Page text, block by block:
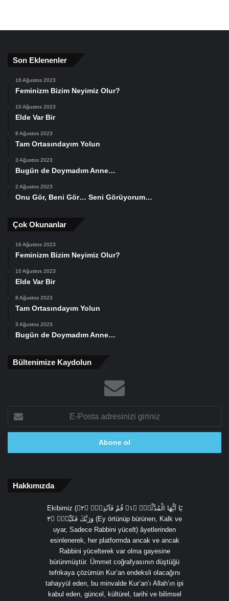
Son Eklenenler
16 Ağustos 2023
Feminizm Bizim Neyimiz Olur?
10 Ağustos 2023
Elde Var Bir
8 Ağustos 2023
Tam Ortasındayım Yolun
3 Ağustos 2023
Bugün de Doymadım Anne…
2 Ağustos 2023
Onu Gör, Beni Gör… Seni Görüyorum…
Çok Okunanlar
16 Ağustos 2023
Feminizm Bizim Neyimiz Olur?
10 Ağustos 2023
Elde Var Bir
8 Ağustos 2023
Tam Ortasındayım Yolun
3 Ağustos 2023
Bugün de Doymadım Anne…
Bültenimize Kaydolun
Posta
adresinizi
Hakkımızda
Ekibimiz (يَٓا اَيُّهَا الْمُدَّثِّرُۙ ﴿١﴾ قُمْ فَاَنْذِرْۙ ﴿٢﴾
وَرَبَّكَ فَكَبِّرْۙ ﴿٣ (Ey örtünüp bürünen, Kalk ve
uyar, Sadece Rabbini yücelt) âyetlerinden
esinlenerek, her platformda ancak ve ancak
Rabbini yücelterek var olma gayesine
bürünmüştür. Ümmet coğrafyasının düştüğü
tefrikaya çözümün Kur’an endeksli olacağını
tahayyül eden, bu minvalde Kur’an’ı Allah’ın ipi
kabul eden, güncel, kültürel, tarihi ve bilimsel